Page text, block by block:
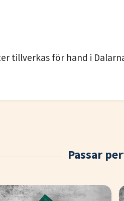
tillverkas för hand i